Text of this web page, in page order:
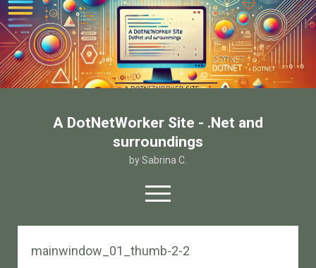
A DotNetWorker Site - .Net and
surroundings
by Sabrina C.
open
menu
twitterfacebook
email-form
mainwindow_01_thumb-2-2